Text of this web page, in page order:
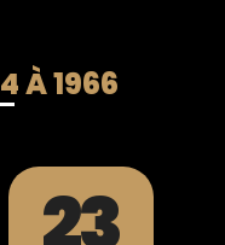
À 1966
23